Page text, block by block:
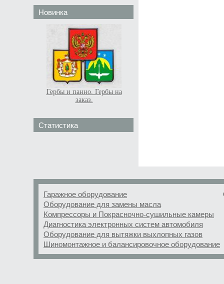
Новинка
Гербы и панно. Гербы на
заказ.
Статистика
Гаражное оборудование
Оборудование для замены масла
Компрессоры и Покрасночно-сушильные камеры
Диагностика электронных систем автомобиля
Оборудование для вытяжки выхлопных газов
Шиномонтажное и балансировочное оборудование